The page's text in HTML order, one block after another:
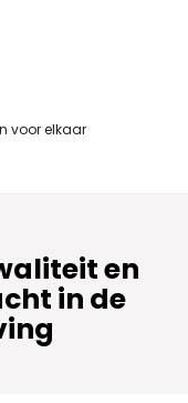
voor elkaar
en
in de